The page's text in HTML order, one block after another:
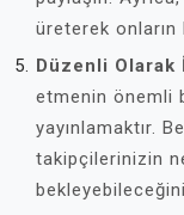
üreterek onların
Düzenli Olarak
etmenin önemli
yayınlamaktır.
takipçilerinizin